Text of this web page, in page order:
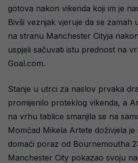
gotova nakon vikenda koji im je
Bivši veznjak vjeruje da se zamah
na stranu Manchester Cityja
uspjeli sačuvati istu prednost na
Goal.com.
Stanje u utrci za naslov prvaka
promijenilo proteklog vikenda, a
na vrhu tablice smanjila se na
Momčad Mikela Artete doživjela je
domaći poraz od Bournemoutha
Manchester City pokazao svoju